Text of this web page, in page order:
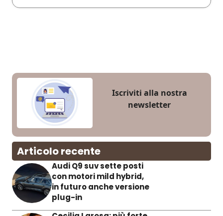
Iscriviti alla nostra
newsletter
Articolo recente
Audi Q9 suv sette posti
con motori mild hybrid,
in futuro anche versione
plug-in